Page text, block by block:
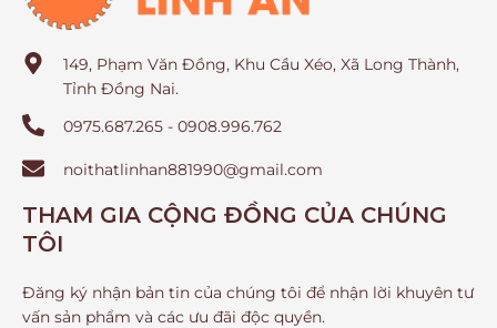
149, Phạm Văn Đồng, Khu Cầu Xéo, Xã Long Thành,
Tỉnh Đồng Nai.
0975.687.265 - 0908.996.762
noithatlinhan881990@gmail.com
THAM GIA CỘNG ĐỒNG CỦA CHÚNG
TÔI
Đăng ký nhận bản tin của chúng tôi để nhận lời khuyên tư
vấn sản phẩm và các ưu đãi độc quyền.